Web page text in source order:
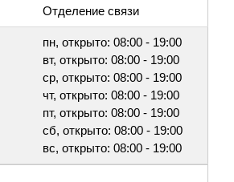
Отделение связи
пн, открыто: 08:00 - 19:00
вт, открыто: 08:00 - 19:00
ср, открыто: 08:00 - 19:00
чт, открыто: 08:00 - 19:00
пт, открыто: 08:00 - 19:00
сб, открыто: 08:00 - 19:00
вс, открыто: 08:00 - 19:00